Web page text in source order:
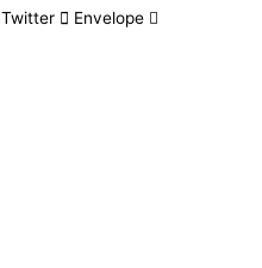
Twitter
Envelope